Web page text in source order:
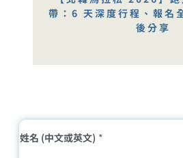
帶：6 天深度行程、報名
後分享
姓名 (中文或英文) *